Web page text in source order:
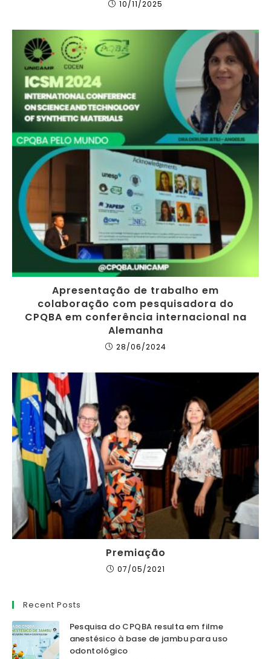
10/11/2025
Apresentação de trabalho em
colaboração com pesquisadora do
CPQBA em conferência internacional na
Alemanha
28/06/2024
Premiação
07/05/2021
Recent Posts
Pesquisa do CPQBA resulta em filme
anestésico à base de jambu para uso
odontológico